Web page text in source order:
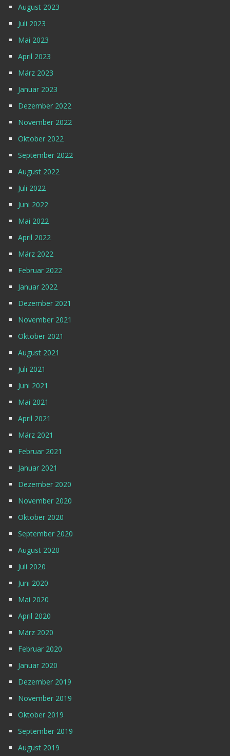
August 2023
Juli 2023
Mai 2023
April 2023
März 2023
Januar 2023
Dezember 2022
November 2022
Oktober 2022
September 2022
August 2022
Juli 2022
Juni 2022
Mai 2022
April 2022
März 2022
Februar 2022
Januar 2022
Dezember 2021
November 2021
Oktober 2021
August 2021
Juli 2021
Juni 2021
Mai 2021
April 2021
März 2021
Februar 2021
Januar 2021
Dezember 2020
November 2020
Oktober 2020
September 2020
August 2020
Juli 2020
Juni 2020
Mai 2020
April 2020
März 2020
Februar 2020
Januar 2020
Dezember 2019
November 2019
Oktober 2019
September 2019
August 2019